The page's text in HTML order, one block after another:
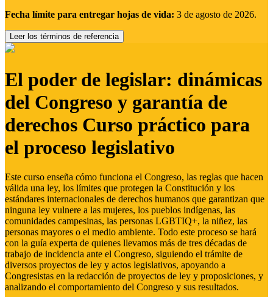
Fecha límite para entregar hojas de vida: 3 de agosto de 2026.
Leer los términos de referencia
El poder de legislar: dinámicas
del Congreso y garantía de
derechos Curso práctico para
el proceso legislativo
Este curso enseña cómo funciona el Congreso, las reglas que hacen
válida una ley, los límites que protegen la Constitución y los
estándares internacionales de derechos humanos que garantizan que
ninguna ley vulnere a las mujeres, los pueblos indígenas, las
comunidades campesinas, las personas LGBTIQ+, la niñez, las
personas mayores o el medio ambiente. Todo este proceso se hará
con la guía experta de quienes llevamos más de tres décadas de
trabajo de incidencia ante el Congreso, siguiendo el trámite de
diversos proyectos de ley y actos legislativos, apoyando a
Congresistas en la redacción de proyectos de ley y proposiciones, y
analizando el comportamiento del Congreso y sus resultados.